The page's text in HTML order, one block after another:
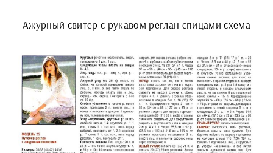
Ажурный свитер с рукавом реглан спицами схема